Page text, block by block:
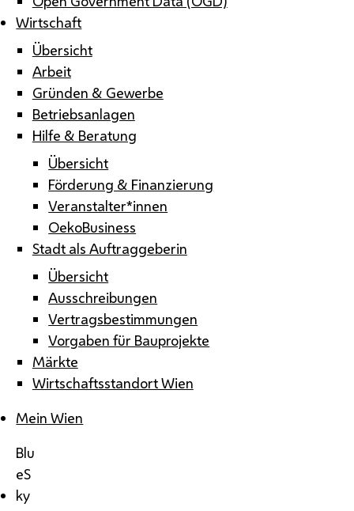
Wirtschaft
Übersicht
Arbeit
Gründen & Gewerbe
Betriebsanlagen
Hilfe & Beratung
Übersicht
Förderung & Finanzierung
Veranstalter*innen
OekoBusiness
Stadt als Auftraggeberin
Übersicht
Ausschreibungen
Vertragsbestimmungen
Vorgaben für Bauprojekte
Märkte
Wirtschaftsstandort Wien
Mein Wien
Blu
eS
ky